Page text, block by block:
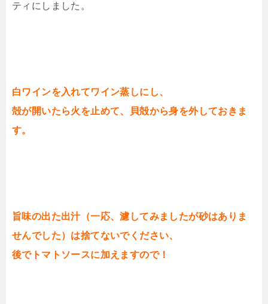
ティにしました。
白ワインを入れてワイン蒸しにし、
殻が開いたら火を止めて、貝殻から身を外しておきま
す。
旨味の出た出汁（一応、濾してみましたが砂はありま
せんでした）は捨てないでください、
後でトマトソースに加えますので！